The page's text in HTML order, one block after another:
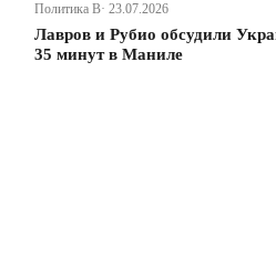
Политика В· 23.07.2026
Лавров и Рубио обсудили
35 минут в Маниле